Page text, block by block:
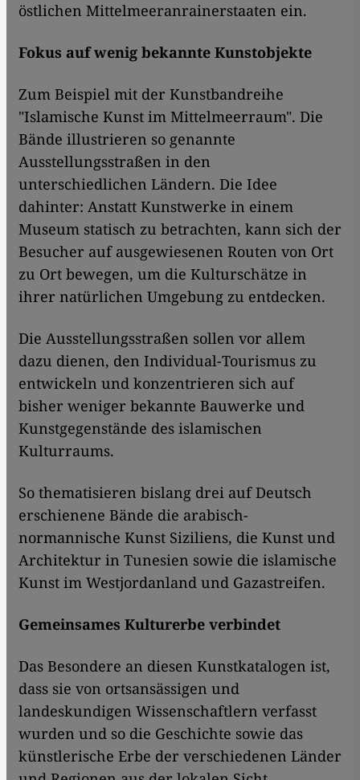
östlichen Mittelmeeranrainerstaaten ein.
Fokus auf wenig bekannte Kunstobjekte
Zum Beispiel mit der Kunstbandreihe
"Islamische Kunst im Mittelmeerraum". Die
Bände illustrieren so genannte
Ausstellungsstraßen in den
unterschiedlichen Ländern. Die Idee
dahinter: Anstatt Kunstwerke in einem
Museum statisch zu betrachten, kann sich der
Besucher auf ausgewiesenen Routen von Ort
zu Ort bewegen, um die Kulturschätze in
ihrer natürlichen Umgebung zu entdecken.
Die Ausstellungsstraßen sollen vor allem
dazu dienen, den Individual-Tourismus zu
entwickeln und konzentrieren sich auf
bisher weniger bekannte Bauwerke und
Kunstgegenstände des islamischen
Kulturraums.
So thematisieren bislang drei auf Deutsch
erschienene Bände die arabisch-
normannische Kunst Siziliens, die Kunst und
Architektur in Tunesien sowie die islamische
Kunst im Westjordanland und Gazastreifen.
Gemeinsames Kulturerbe verbindet
Das Besondere an diesen Kunstkatalogen ist,
dass sie von ortsansässigen und
landeskundigen Wissenschaftlern verfasst
wurden und so die Geschichte sowie das
künstlerische Erbe der verschiedenen Länder